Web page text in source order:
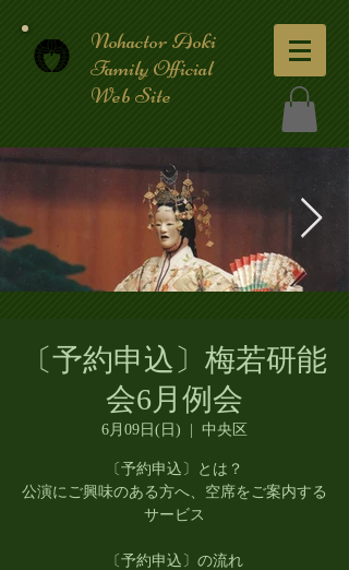
Nohactor Aoki
Family Official
Web Site
(2007.06_edited.jpg
〔予約申込〕梅若研能
会6月例会
6月09日(日) 中央区
〔予約申込〕とは？
公演にご興味のある方へ、空席をご案内する
サービス
〔予約申込〕の流れ